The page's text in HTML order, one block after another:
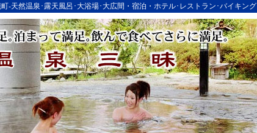
-天然温泉･露天風呂･大浴場･大広間・宿泊・ホテル･レストラン･バイキング